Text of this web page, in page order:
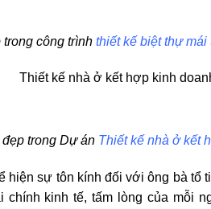
công trình thiết kế biệt thự
trong Dự án Thiết kế nhà ở kết
hiện sự tôn kính đối với ông bà
chính kinh tế, tấm lòng của mỗi